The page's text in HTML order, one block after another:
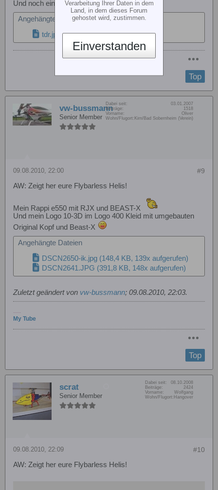
Und noch einer !!
Angehängte Dateien
tdr.jpg
(23,3 KB, 302x aufgerufen)
Top
vw-bussmann
Senior Member
Dabei seit:
03.01.2007
Beiträge:
1518
Vorname:
Oliver
Wohn/Flugort: Kirn/Bad Sobernheim (Verein)
#9
09.08.2010, 22:00
AW: Zeigt her eure Flybarless Helis!
Mein Rappi e550 mit RJX und BEAST-X
Und mein Logo 10-3D im Logo 400 Kleid mit umgebauten
Original Kopf und Beast-X
Angehängte Dateien
DSCN2650-ik.jpg (148,4 KB, 139x aufgerufen)
DSCN2641.JPG (391,8 KB, 148x aufgerufen)
Zuletzt geändert von vw-bussmann; 09.08.2010, 22:03.
----
My Tube
Top
scrat
Senior Member
Dabei seit:
08.10.2008
Beiträge:
2424
Vorname:
Wolfgang
Wohn/Flugort: Hangover
#10
09.08.2010, 22:09
AW: Zeigt her eure Flybarless Helis!
Verarbeitung Ihrer Daten in dem
Land, in dem dieses Forum
gehostet wird, zustimmen.
Einverstanden